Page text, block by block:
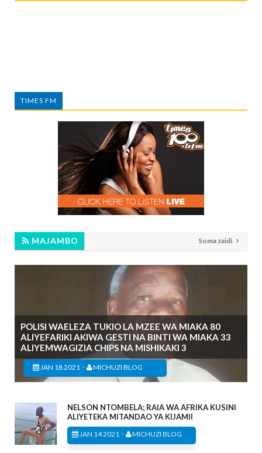
TIMES FM
MAJAMBO Soma zaidi
POLISI WAELEZA TUKIO LA MZEE WA MIAKA 80
ALIYEFARIKI AKIWA GESTI NA BINTI WA MIAKA 33
ALIYEMWAGIZIA CHIPS NA MISHIKAKI 3
JAN 18 2021 - MICHUZI BLOG
NELSON NTOMBELA; RAIA WA AFRIKA KUSINI
ALIYETEKA MITANDAO YA KIJAMII
JAN 14 2021 - MICHUZI BLOG